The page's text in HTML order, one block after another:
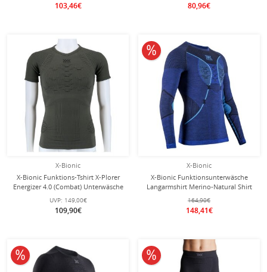
103,46€ 80,96€
X-Bionic
X-Bionic Funktions-Tshirt X-Plorer
Energizer 4.0 (Combat) Unterwäsche
olivegrün Herren
UVP: 149,00€
109,90€
X-Bionic
X-Bionic Funktionsunterwäsche
Langarmshirt Merino-Natural Shirt
(Merinowolle) blau Herren
164,90€
148,41€
10% reduziert
10% reduziert 10% reduziert